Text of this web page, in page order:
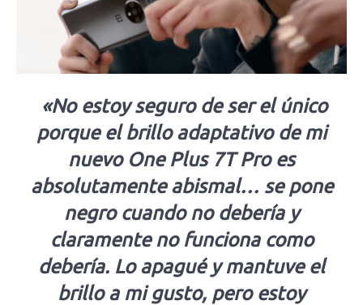
«No estoy seguro de ser el único
porque el brillo adaptativo de mi
nuevo One Plus 7T Pro es
absolutamente abismal… se pone
negro cuando no debería y
claramente no funciona como
debería. Lo apagué y mantuve el
brillo a mi gusto, pero estoy